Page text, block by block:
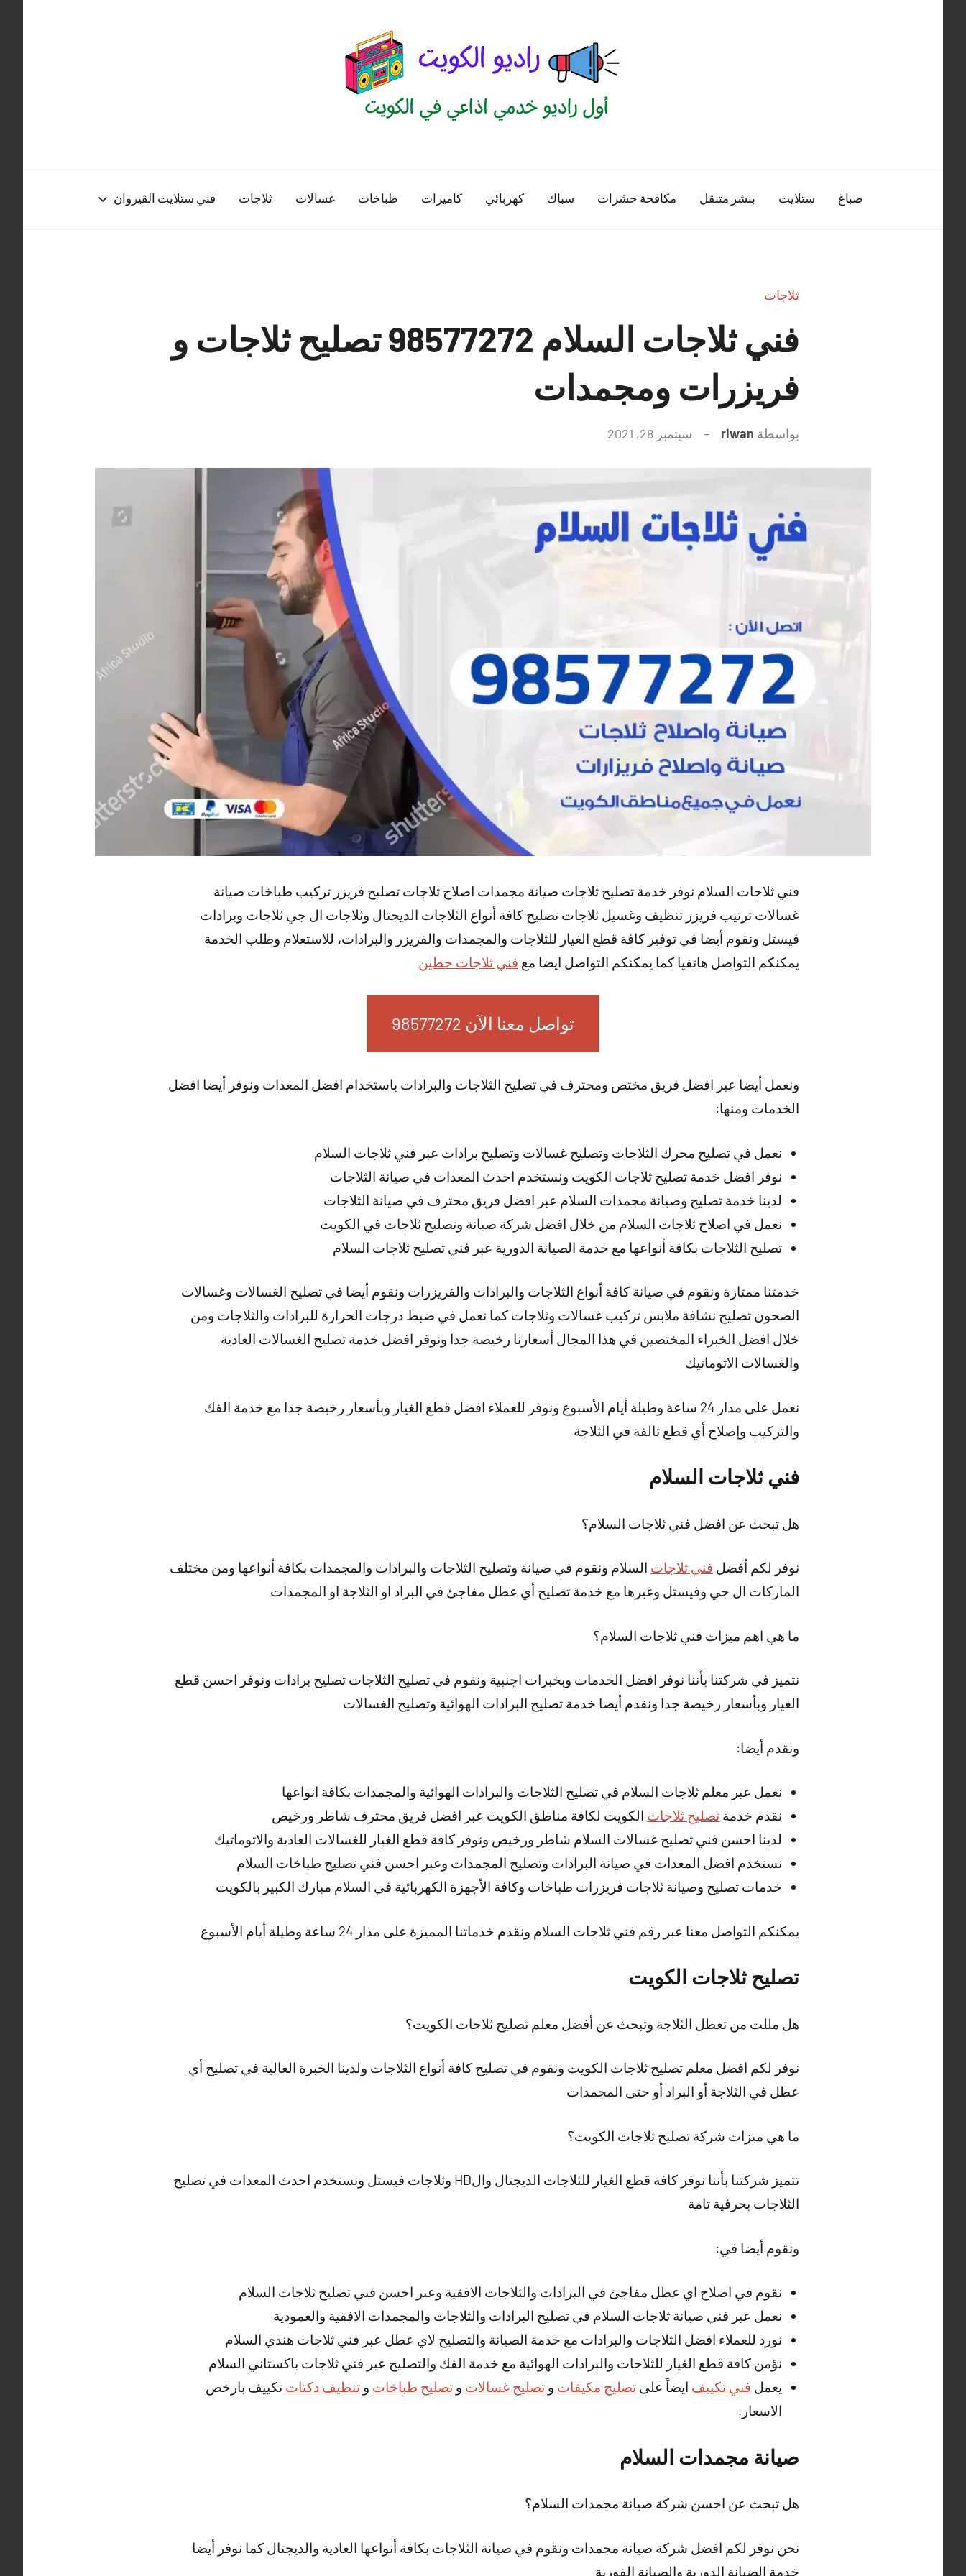
الكويت
منصة
اذاعية
صباغ ستلايت بنشر متنقل مكافحة حشرات سباك كهربائي كاميرات طباخات غسالات ثلاجات فني ستلايت القيروان
ثلاجات
فني ثلاجات السلام 98577272 تصليح ثلاجات و
فريزرات ومجمدات
بواسطة riwan سبتمبر 28, 2021
فني ثلاجات السلام نوفر خدمة تصليح ثلاجات صيانة مجمدات اصلاح ثلاجات تصليح فريزر تركيب طباخات صيانة
غسالات ترتيب فريزر تنظيف وغسيل ثلاجات تصليح كافة أنواع الثلاجات الديجتال وثلاجات ال جي ثلاجات وبرادات
فيستل ونقوم أيضا في توفير كافة قطع الغيار للثلاجات والمجمدات والفريزر والبرادات، للاستعلام وطلب الخدمة
يمكنكم التواصل هاتفيا كما يمكنكم التواصل ايضا مع فني ثلاجات حطين
تواصل معنا الآن 98577272
ونعمل أيضا عبر افضل فريق مختص ومحترف في تصليح الثلاجات والبرادات باستخدام افضل المعدات ونوفر أيضا افضل
الخدمات ومنها:
نعمل في تصليح محرك الثلاجات وتصليح غسالات وتصليح برادات عبر فني ثلاجات السلام
نوفر افضل خدمة تصليح ثلاجات الكويت ونستخدم احدث المعدات في صيانة الثلاجات
لدينا خدمة تصليح وصيانة مجمدات السلام عبر افضل فريق محترف في صيانة الثلاجات
نعمل في اصلاح ثلاجات السلام من خلال افضل شركة صيانة وتصليح ثلاجات في الكويت
تصليح الثلاجات بكافة أنواعها مع خدمة الصيانة الدورية عبر فني تصليح ثلاجات السلام
خدمتنا ممتازة ونقوم في صيانة كافة أنواع الثلاجات والبرادات والفريزرات ونقوم أيضا في تصليح الغسالات وغسالات
الصحون تصليح نشافة ملابس تركيب غسالات وثلاجات كما نعمل في ضبط درجات الحرارة للبرادات والثلاجات ومن
خلال افضل الخبراء المختصين في هذا المجال أسعارنا رخيصة جدا ونوفر افضل خدمة تصليح الغسالات العادية
والغسالات الاتوماتيك
نعمل على مدار 24 ساعة وطيلة أيام الأسبوع ونوفر للعملاء افضل قطع الغيار وبأسعار رخيصة جدا مع خدمة الفك
والتركيب وإصلاح أي قطع تالفة في الثلاجة
فني ثلاجات السلام
هل تبحث عن افضل فني ثلاجات السلام؟
نوفر لكم أفضل فني ثلاجات السلام ونقوم في صيانة وتصليح الثلاجات والبرادات والمجمدات بكافة أنواعها ومن مختلف
الماركات ال جي وفيستل وغيرها مع خدمة تصليح أي عطل مفاجئ في البراد او الثلاجة او المجمدات
ما هي اهم ميزات فني ثلاجات السلام؟
نتميز في شركتنا بأننا نوفر افضل الخدمات وبخبرات اجنبية ونقوم في تصليح الثلاجات تصليح برادات ونوفر احسن قطع
الغيار وبأسعار رخيصة جدا ونقدم أيضا خدمة تصليح البرادات الهوائية وتصليح الغسالات
ونقدم أيضا:
نعمل عبر معلم ثلاجات السلام في تصليح الثلاجات والبرادات الهوائية والمجمدات بكافة انواعها
نقدم خدمة تصليح ثلاجات الكويت لكافة مناطق الكويت عبر افضل فريق محترف شاطر ورخيص
لدينا احسن فني تصليح غسالات السلام شاطر ورخيص ونوفر كافة قطع الغيار للغسالات العادية والاتوماتيك
نستخدم افضل المعدات في صيانة البرادات وتصليح المجمدات وعبر احسن فني تصليح طباخات السلام
خدمات تصليح وصيانة ثلاجات فريزرات طباخات وكافة الأجهزة الكهربائية في السلام مبارك الكبير بالكويت
يمكنكم التواصل معنا عبر رقم فني ثلاجات السلام ونقدم خدماتنا المميزة على مدار 24 ساعة وطيلة أيام الأسبوع
تصليح ثلاجات الكويت
هل مللت من تعطل الثلاجة وتبحث عن أفضل معلم تصليح ثلاجات الكويت؟
نوفر لكم افضل معلم تصليح ثلاجات الكويت ونقوم في تصليح كافة أنواع الثلاجات ولدينا الخبرة العالية في تصليح أي
عطل في الثلاجة أو البراد أو حتى المجمدات
ما هي ميزات شركة تصليح ثلاجات الكويت؟
تتميز شركتنا بأننا نوفر كافة قطع الغيار للثلاجات الديجتال والHD وثلاجات فيستل ونستخدم احدث المعدات في تصليح
الثلاجات بحرفية تامة
ونقوم أيضا في:
نقوم في اصلاح اي عطل مفاجئ في البرادات والثلاجات الافقية وعبر احسن فني تصليح ثلاجات السلام
نعمل عبر فني صيانة ثلاجات السلام في تصليح البرادات والثلاجات والمجمدات الافقية والعمودية
نورد للعملاء افضل الثلاجات والبرادات مع خدمة الصيانة والتصليح لاي عطل عبر فني ثلاجات هندي السلام
نؤمن كافة قطع الغيار للثلاجات والبرادات الهوائية مع خدمة الفك والتصليح عبر فني ثلاجات باكستاني السلام
يعمل فني تكييف ايضاً على تصليح مكيفات و تصليح غسالات و تصليح طباخات و تنظيف دكتات تكييف بارخص
الاسعار.
صيانة مجمدات السلام
هل تبحث عن احسن شركة صيانة مجمدات السلام؟
نحن نوفر لكم افضل شركة صيانة مجمدات ونقوم في صيانة الثلاجات بكافة أنواعها العادية والديجتال كما نوفر أيضا
خدمة الصيانة الدورية والصيانة الفورية